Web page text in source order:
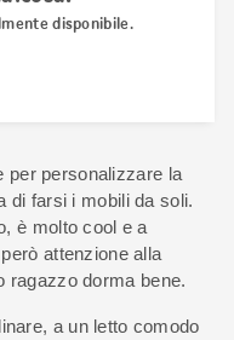
per personalizzare la
di farsi i mobili da soli.
è molto cool e a
attenzione alla
ragazzo dorma bene.
a un letto comodo